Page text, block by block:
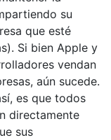
su
que esté
Si bien Apple y
vendan
aún sucede.
es que todos
directamente
sus